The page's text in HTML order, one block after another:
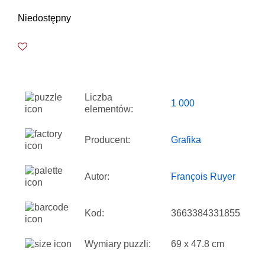
Niedostępny
Liczba
elementów:
1 000
Producent: Grafika
Autor: François Ruyer
Kod: 3663384331855
Wymiary puzzli: 69 x 47.8 cm